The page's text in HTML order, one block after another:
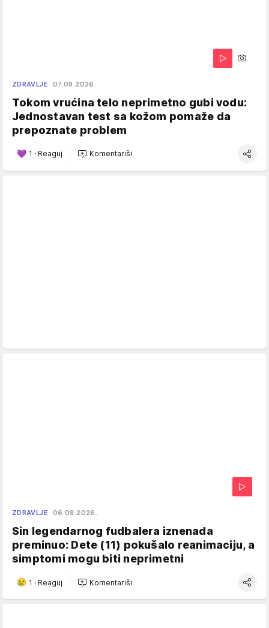
ZDRAVLJE 07.08.2026.
Tokom vrućina telo neprimetno gubi vodu:
Jednostavan test sa kožom pomaže da
prepoznate problem
1 · Reaguj Komentariši
ZDRAVLJE 06.08.2026.
Sin legendarnog fudbalera iznenada
preminuo: Dete (11) pokušalo reanimaciju, a
simptomi mogu biti neprimetni
1 · Reaguj Komentariši